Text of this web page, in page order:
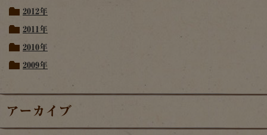
2012年
2011年
2010年
2009年
アーカイブ